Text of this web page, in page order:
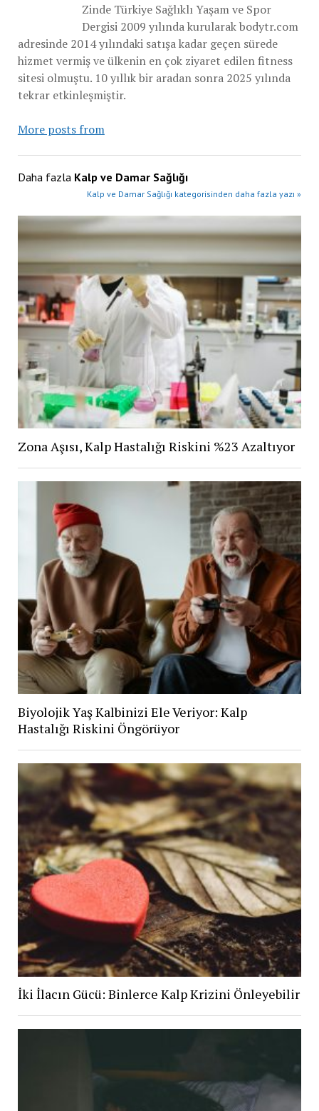
Zinde Türkiye Sağlıklı Yaşam ve Spor
Dergisi 2009 yılında kurularak bodytr.com
adresinde 2014 yılındaki satışa kadar geçen sürede
hizmet vermiş ve ülkenin en çok ziyaret edilen fitness
sitesi olmuştu. 10 yıllık bir aradan sonra 2025 yılında
tekrar etkinleşmiştir.
More posts from
Daha fazla Kalp ve Damar Sağlığı
Kalp ve Damar Sağlığı kategorisinden daha fazla yazı »
Zona Aşısı, Kalp Hastalığı Riskini %23 Azaltıyor
Biyolojik Yaş Kalbinizi Ele Veriyor: Kalp
Hastalığı Riskini Öngörüyor
İki İlacın Gücü: Binlerce Kalp Krizini Önleyebilir